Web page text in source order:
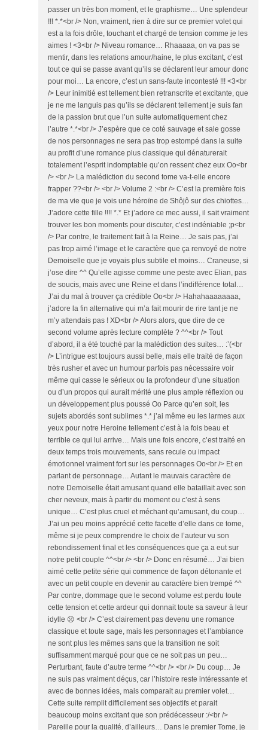
passer un très bon moment, et le graphisme… Une splendeur
!!! *.*<br /> Non, vraiment, rien à dire sur ce premier volet qui
est a la fois drôle, touchant et chargé de tension comme je les
aimes ! <3<br /> Niveau romance… Rhaaaaa, on va pas se
mentir, dans les relations amour/haine, le plus excitant, c’est
tout ce qui se passe avant qu’ils se déclarent leur amour donc
pour moi… La encore, c’est un sans-faute incontesté !!! <3<br
/> Leur inimitié est tellement bien retranscrite et excitante, que
je ne me languis pas qu’ils se déclarent tellement je suis fan
de la passion brut que l’un suite automatiquement chez
l’autre *.*<br /> J’espère que ce coté sauvage et sale gosse
de nos personnages ne sera pas trop estompé dans la suite
au profit d’une romance plus classique qui dénaturerait
totalement l’esprit indomptable qu’on ressent chez eux Oo<br
/> <br /> La malédiction du second tome va-t-elle encore
frapper ??<br /> <br /> Volume 2 :<br /> C’est la première fois
de ma vie que je vois une héroïne de Shôjô sur des chiottes…
J’adore cette fille !!!! *.* Et j’adore ce mec aussi, il sait vraiment
trouver les bon moments pour discuter, c’est indéniable ;p<br
/> Par contre, le traitement fait à la Reine… Je sais pas, j’ai
pas trop aimé l’image et le caractère que ça renvoyé de notre
Demoiselle que je voyais plus subtile et moins… Craneuse, si
j’ose dire ^^ Qu’elle agisse comme une peste avec Elian, pas
de soucis, mais avec une Reine et dans l’indifférence total…
J’ai du mal à trouver ça crédible Oo<br /> Hahahaaaaaaaa,
j’adore la fin alternative qui m’a fait mourir de rire tant je ne
m’y attendais pas ! XD<br /> Alors alors, que dire de ce
second volume après lecture complète ? ^^<br /> Tout
d’abord, il a été touché par la malédiction des suites… :’(<br
/> L’intrigue est toujours aussi belle, mais elle traité de façon
très rusher et avec un humour parfois pas nécessaire voir
même qui casse le sérieux ou la profondeur d’une situation
ou d’un propos qui aurait mérité une plus ample réflexion ou
un développement plus poussé Oo Parce qu’en soit, les
sujets abordés sont sublimes *.* j’ai même eu les larmes aux
yeux pour notre Heroine tellement c’est à la fois beau et
terrible ce qui lui arrive… Mais une fois encore, c’est traité en
deux temps trois mouvements, sans recule ou impact
émotionnel vraiment fort sur les personnages Oo<br /> Et en
parlant de personnage… Autant le mauvais caractère de
notre Demoiselle était amusant quand elle bataillait avec son
cher neveux, mais à partir du moment ou c’est à sens
unique… C’est plus cruel et méchant qu’amusant, du coup…
J’ai un peu moins apprécié cette facette d’elle dans ce tome,
même si je peux comprendre le choix de l’auteur vu son
rebondissement final et les conséquences que ça a eut sur
notre petit couple ^^<br /> <br /> Donc en résumé… J’ai bien
aimé cette petite série qui commence de façon détonante et
avec un petit couple en devenir au caractère bien trempé ^^
Par contre, dommage que le second volume est perdu toute
cette tension et cette ardeur qui donnait toute sa saveur à leur
idylle ☹ <br /> C’est clairement pas devenu une romance
classique et toute sage, mais les personnages et l’ambiance
ne sont plus les mêmes sans que la transition ne soit
suffisamment marqué pour que ce ne soit pas un peu…
Perturbant, faute d’autre terme ^^<br /> <br /> Du coup… Je
ne suis pas vraiment déçus, car l’histoire reste intéressante et
avec de bonnes idées, mais comparait au premier volet…
Cette suite remplit difficilement ses objectifs et parait
beaucoup moins excitant que son prédécesseur :/<br />
Pareille pour la qualité, d’ailleurs… Dans le premier Tome, je